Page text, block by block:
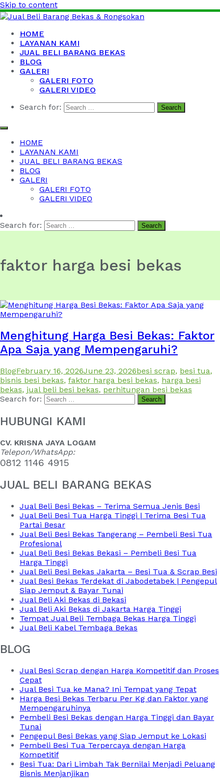
Skip to content
Jual Beli Barang Bekas & Rongsokan
Barang Bekas Kantor, Kabel Bekas, Besi Tua dan Logam
Bekas
HOME
LAYANAN KAMI
JUAL BELI BARANG BEKAS
BLOG
GALERI
GALERI FOTO
GALERI VIDEO
Search for:
HOME
LAYANAN KAMI
JUAL BELI BARANG BEKAS
BLOG
GALERI
GALERI FOTO
GALERI VIDEO
Search for:
faktor harga besi bekas
Menghitung Harga Besi Bekas: Faktor
Apa Saja yang Mempengaruhi?
BlogFebruary 16, 2026June 23, 2026besi scrap, besi tua,
bisnis besi bekas, faktor harga besi bekas, harga besi
bekas, jual beli besi bekas, perhitungan besi bekas
Search for:
HUBUNGI KAMI
CV. KRISNA JAYA LOGAM
Telepon/WhatsApp:
0812 1146 4915
JUAL BELI BARANG BEKAS
Jual Beli Besi Bekas – Terima Semua Jenis Besi
Jual Beli Besi Tua Harga Tinggi | Terima Besi Tua
Partai Besar
Jual Beli Besi Bekas Tangerang – Pembeli Besi Tua
Profesional
Jual Beli Besi Bekas Bekasi – Pembeli Besi Tua
Harga Tinggi
Jual Beli Besi Bekas Jakarta – Besi Tua & Scrap Besi
Jual Besi Bekas Terdekat di Jabodetabek | Pengepul
Siap Jemput & Bayar Tunai
Jual Beli Aki Bekas di Bekasi
Jual Beli Aki Bekas di Jakarta Harga Tinggi
Tempat Jual Beli Tembaga Bekas Harga Tinggi
Jual Beli Kabel Tembaga Bekas
BLOG
Jual Besi Scrap dengan Harga Kompetitif dan Proses
Cepat
Jual Besi Tua ke Mana? Ini Tempat yang Tepat
Harga Besi Bekas Terbaru Per Kg dan Faktor yang
Mempengaruhinya
Pembeli Besi Bekas dengan Harga Tinggi dan Bayar
Tunai
Pengepul Besi Bekas yang Siap Jemput ke Lokasi
Pembeli Besi Tua Terpercaya dengan Harga
Kompetitif
Besi Tua: Dari Limbah Tak Bernilai Menjadi Peluang
Bisnis Menjanjikan